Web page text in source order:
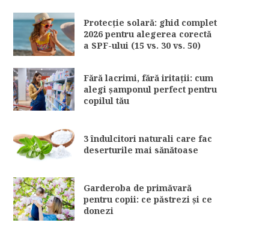
Protecție solară: ghid complet
2026 pentru alegerea corectă
a SPF-ului (15 vs. 30 vs. 50)
Fără lacrimi, fără iritații: cum
alegi șamponul perfect pentru
copilul tău
3 îndulcitori naturali care fac
deserturile mai sănătoase
Garderoba de primăvară
pentru copii: ce păstrezi și ce
donezi